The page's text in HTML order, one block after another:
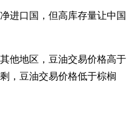
进口国，但高库存量让中国
他地区，豆油交易价格高于
，豆油交易价格低于棕榈